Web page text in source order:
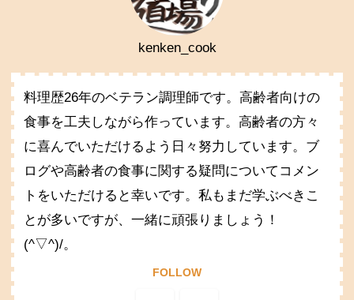
kenken_cook
料理歴26年のベテラン調理師です。高齢者向けの
食事を工夫しながら作っています。高齢者の方々
に喜んでいただけるよう日々努力しています。ブ
ログや高齢者の食事に関する疑問についてコメン
トをいただけると幸いです。私もまだ学ぶべきこ
とが多いですが、一緒に頑張りましょう！
(^▽^)/。
FOLLOW